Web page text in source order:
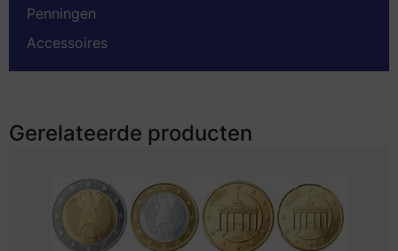
Penningen
Accessoires
Gerelateerde producten